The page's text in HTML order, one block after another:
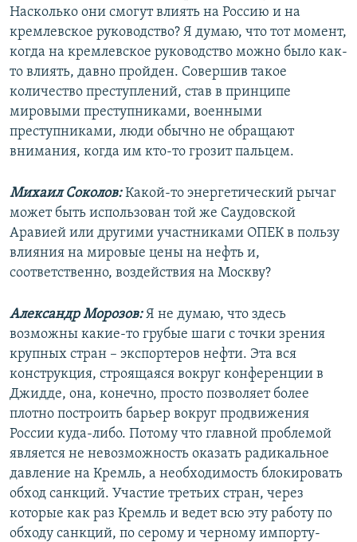
Насколько они смогут влиять на Россию и на
кремлевское руководство? Я думаю, что тот момент,
когда на кремлевское руководство можно было как-
то влиять, давно пройден. Совершив такое
количество преступлений, став в принципе
мировыми преступниками, военными
преступниками, люди обычно не обращают
внимания, когда им кто-то грозит пальцем.
Михаил Соколов:Какой-то энергетический рычаг
может быть использован той же Саудовской
Аравией или другими участниками ОПЕК в пользу
влияния на мировые цены на нефть и,
соответственно, воздействия на Москву?
Александр Морозов:Я не думаю, что здесь
возможны какие-то грубые шаги с точки зрения
крупных стран – экспортеров нефти. Эта вся
конструкция, строящаяся вокруг конференции в
Джидде, она, конечно, просто позволяет более
плотно построить барьер вокруг продвижения
России куда-либо. Потому что главной проблемой
является не невозможность оказать радикальное
давление на Кремль, а необходимость блокировать
обход санкций. Участие третьих стран, через
которые как раз Кремль и ведет всю эту работу по
обходу санкций, по серому и черному импорту-